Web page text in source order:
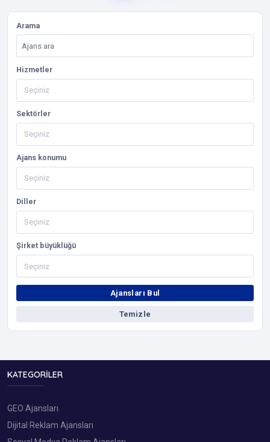
Arama
Hizmetler
Sektörler
Ajans konumu
Diller
Şirket büyüklüğü
Ajansları Bul
Temizle
KATEGORILER
GEO Ajansları
Dijital Reklam Ajansları